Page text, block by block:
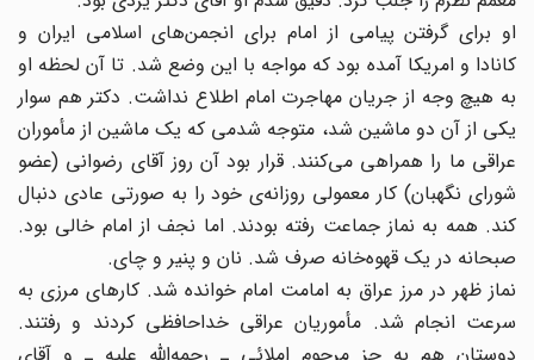
او برای گرفتن پیامی از امام برای انجمن‌های اسلامی ایران و
کانادا و امریکا آمده بود که مواجه با این وضع شد. تا آن لحظه او
به هیچ وجه از جریان مهاجرت امام اطلاع نداشت. دکتر هم سوار
یکی از آن دو ماشین شد، متوجه شدمی که یک ماشین از مأموران
عراقی ما را همراهی می‌کنند. قرار بود آن روز آقای رضوانی (عضو
شورای نگهبان) کار معمولی روزانه‌ی خود را به صورتی عادی دنبال
کند. همه به نماز جماعت رفته بودند. اما نجف از امام خالی بود.
صبحانه در یک قهوه‌خانه صرف شد. نان و پنیر و چای.
نماز ظهر در مرز عراق به امامت امام خوانده شد. کارهای مرزی به
سرعت انجام شد. مأموریان عراقی خداحافظی کردند و رفتند.